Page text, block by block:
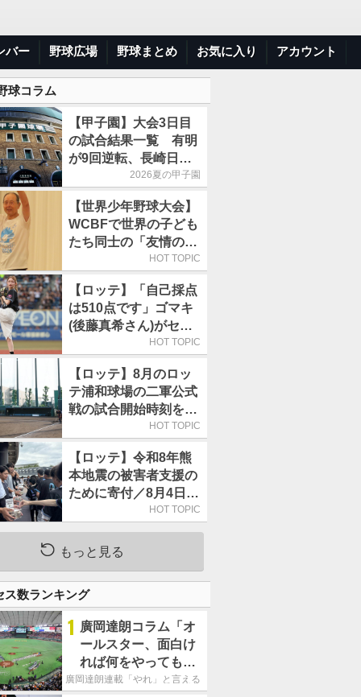
バー 野球広場 野球まとめ お気に入り アカウント
球コラム
【甲子園】大会3日目
の試合結果一覧 有明
が9回逆転、長崎日大
は15得点で大勝2026夏の甲子園
【世界少年野球大会】
WCBFで世界の子ども
たち同士の「友情の
輪」が広がる理由HOT TOPIC
【ロッテ】「自己採点
は510点です」ゴマキ
(後藤真希さん)がセレ
モニアルピッチHOT TOPIC
【ロッテ】8月のロッ
テ浦和球場の二軍公式
戦の試合開始時刻を午
前10時30分に変更HOT TOPIC
【ロッテ】令和8年熊
本地震の被害者支援の
ために寄付／8月4日に
は選手たちが募金箱を
HOT TOPIC
もっと見る
ス数ランキング
1 廣岡達朗コラム「オ
ールスター、面白け
れば何をやってもい
いという発想は大間
廣岡達朗連載「やれ」と言える信念